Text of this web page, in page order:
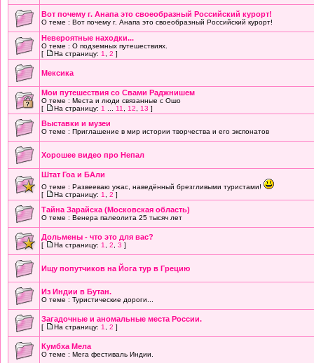
Вот почему г. Анапа это своеобразный Российский курорт!
О теме : Вот почему г. Анапа это своеобразный Российский курорт!
Невероятные находки...
О теме : О подземных путешествиях.
[
На страницу: 1 2 ]
Мексика
Мои путешествия со Свами Раджнишем
О теме : Места и люди связанные с Ошо
[
На страницу: 1 11 12 13 ]
Выставки и музеи
О теме : Приглашение в мир истории творчества и его экспонатов
Хорошее видео про Непал
Штат Гоа и БАли
О теме : Развееваю ужас, наведённый брезгливыми туристами!
[
На страницу: 1 2 ]
Тайна Зарайска (Московская область)
О теме : Венера палеолита 25 тысяч лет
Дольмены - что это для вас?
[ На страницу: 1 2 3 ]
Ищу попутчиков на Йога тур в Грецию
Из Индии в Бутан.
О теме : Туристические дороги...
Загадочные и аномальные места России.
[ На страницу: 1 2 ]
Кумбха Мела
О теме : Мега фестиваль Индии.